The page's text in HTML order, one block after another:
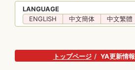
LANGUAGE
ENGLISH
中文簡体 中文繁體
トップページ YA更新情報